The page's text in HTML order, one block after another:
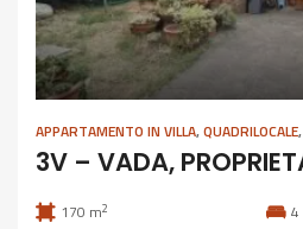
APPARTAMENTO IN VILLA,QUADRILOCALE,
170 m2 4